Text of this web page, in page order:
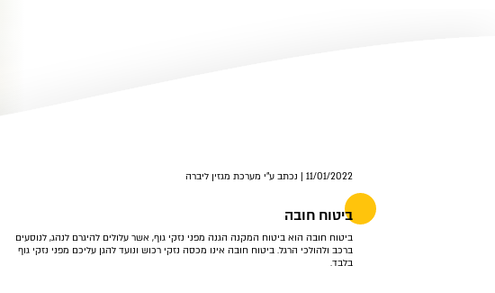
11/01/2022 | נכתב ע"י מערכת מגזין ליברה
ביטוח חובה
ביטוח חובה הוא ביטוח המקנה הגנה מפני נזקי גוף, אשר עלולים להיגרם לנהג, לנוסעים
ברכב ולהולכי הרגל. ביטוח חובה אינו מכסה נזקי רכוש ונועד להגן עליכם מפני נזקי גוף
בלבד.